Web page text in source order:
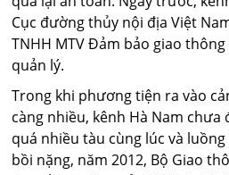
Cục đường thủy nội địa Việt
TNHH MTV Đảm bảo giao
quản lý.
Trong khi phương tiện ra vào
càng nhiều, kênh Hà Nam
quá nhiều tàu cùng lúc và
bồi nặng, năm 2012, Bộ Giao